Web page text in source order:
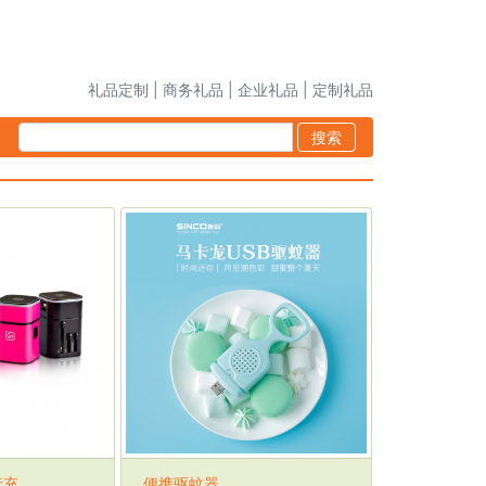
礼品定制 | 商务礼品 | 企业礼品 | 定制礼品
搜索